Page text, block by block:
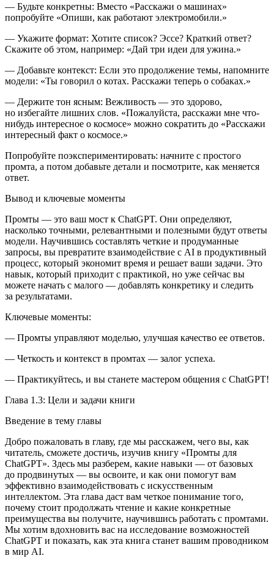
— Будьте конкретны: Вместо «Расскажи о машинах»
попробуйте «Опиши, как работают электромобили.»
— Укажите формат: Хотите список? Эссе? Краткий ответ?
Скажите об этом, например: «Дай три идеи для ужина.»
— Добавьте контекст: Если это продолжение темы, напомните
модели: «Ты говорил о котах. Расскажи теперь о собаках.»
— Держите тон ясным: Вежливость — это здорово,
но избегайте лишних слов. «Пожалуйста, расскажи мне что-
нибудь интересное о космосе» можно сократить до «Расскажи
интересный факт о космосе.»
Попробуйте поэкспериментировать: начните с простого
промта, а потом добавьте детали и посмотрите, как меняется
ответ.
Вывод и ключевые моменты
Промты — это ваш мост к ChatGPT. Они определяют,
насколько точными, релевантными и полезными будут ответы
модели. Научившись составлять четкие и продуманные
запросы, вы превратите взаимодействие с AI в продуктивный
процесс, который экономит время и решает ваши задачи. Это
навык, который приходит с практикой, но уже сейчас вы
можете начать с малого — добавлять конкретику и следить
за результатами.
Ключевые моменты:
— Промты управляют моделью, улучшая качество ее ответов.
— Четкость и контекст в промтах — залог успеха.
— Практикуйтесь, и вы станете мастером общения с ChatGPT!
Глава 1.3: Цели и задачи книги
Введение в тему главы
Добро пожаловать в главу, где мы расскажем, чего вы, как
читатель, сможете достичь, изучив книгу «Промты для
ChatGPT». Здесь мы разберем, какие навыки — от базовых
до продвинутых — вы освоите, и как они помогут вам
эффективно взаимодействовать с искусственным
интеллектом. Эта глава даст вам четкое понимание того,
почему стоит продолжать чтение и какие конкретные
преимущества вы получите, научившись работать с промтами.
Мы хотим вдохновить вас на исследование возможностей
ChatGPT и показать, как эта книга станет вашим проводником
в мир AI.